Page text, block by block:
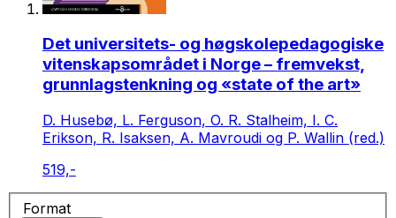
Det universitets- og høgskolepedagogiske
vitenskapsområdet i Norge – fremvekst,
grunnlagstenkning og «state of the art»
D. Husebø, L. Ferguson, O. R. Stalheim, I. C.
Erikson, R. Isaksen, A. Mavroudi og P. Wallin (red.)
519,-
Format